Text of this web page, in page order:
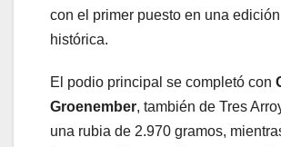
con el primer puesto en una
histórica.
El podio principal se completó con
Groenember, también de Tres
una rubia de 2.970 gramos,